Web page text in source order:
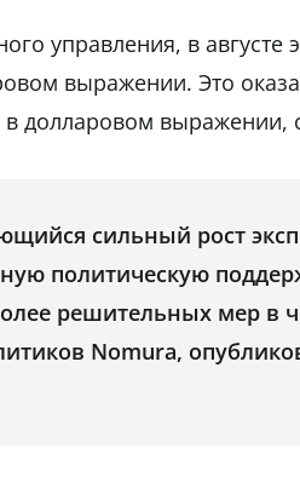
управления, в августе
выражении. Это
долларовом выражении,
сильный рост
политическую
решительных мер в
Nomura,